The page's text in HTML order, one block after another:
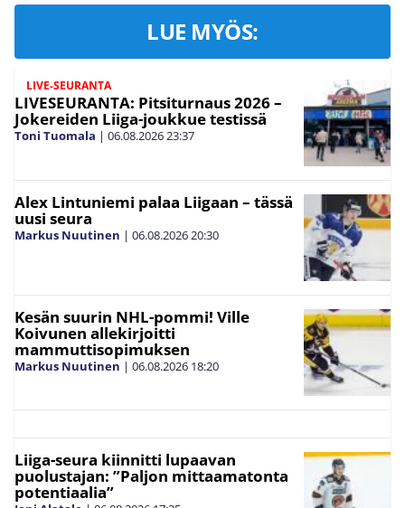
LUE MYÖS:
LIVE-SEURANTA
LIVESEURANTA: Pitsiturnaus 2026 –
Jokereiden Liiga-joukkue testissä
Toni Tuomala | 06.08.202623:37
Alex Lintuniemi palaa Liigaan – tässä
uusi seura
Markus Nuutinen | 06.08.202620:30
Kesän suurin NHL-pommi! Ville
Koivunen allekirjoitti
mammuttisopimuksen
Markus Nuutinen | 06.08.2026 18:20
Liiga-seura kiinnitti lupaavan
puolustajan: ”Paljon mittaamatonta
potentiaalia”